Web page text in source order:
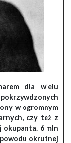
dla wielu
w ogromnym
czy też z
okupanta. 6 mln
okrutnej